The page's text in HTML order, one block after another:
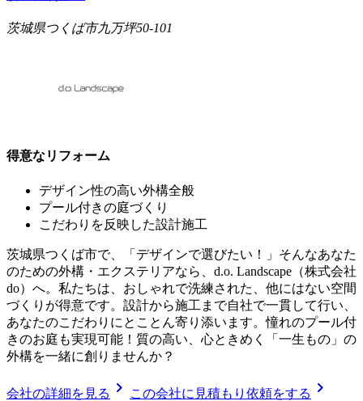
茨城県つくば市九万坪50-101
得意なリフォーム
デザイン性の高い外構全般
プール付きの庭づくり
こだわりを反映した設計施工
茨城県つくば市で、「デザインで選びたい！」そんなあなた
のための外構・エクステリアなら、d.o. Landscape（株式会社
do）へ。私たちは、おしゃれで洗練された、他にはない空間
づくりが得意です。設計から施工まで自社で一貫して行い、
あなたのこだわりにとことん寄り添います。憧れのプール付
きのお庭も実現可能！質の高い、心ときめく「一生もの」の
外構を一緒に創りませんか？
会社の詳細を見る chevron_right この会社に見積もり依頼をする chevron_right